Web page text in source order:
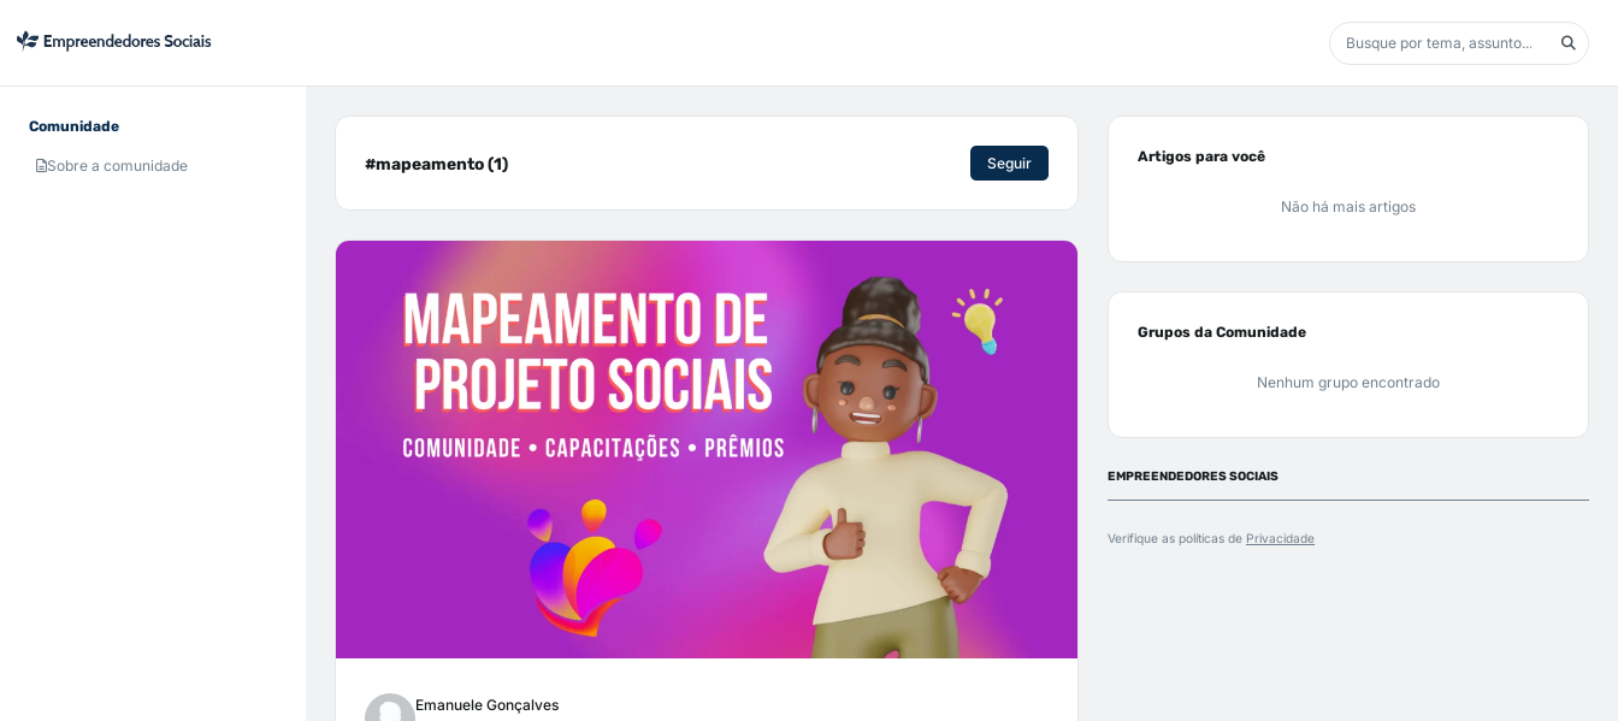
Comunidade
Sobre a comunidade #mapeamento (1) Seguir
Emanuele Gonçalves
Artigos para você
Não há mais artigos
Grupos da Comunidade
Nenhum grupo encontrado
EMPREENDEDORES SOCIAIS
Verifique as políticas de Privacidade